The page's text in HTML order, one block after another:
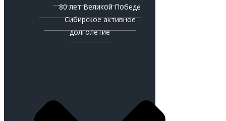
80 лет Великой Победе
Сибирское активное
долголетие